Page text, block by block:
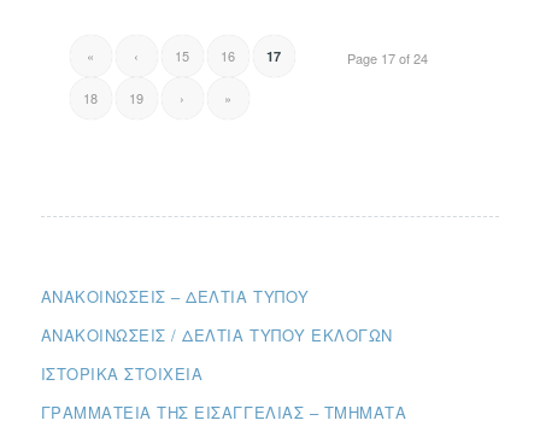
Page 17 of 24
« ‹ 15 16 17
18 19 › »
ΑΝΑΚΟΙΝΏΣΕΙΣ – ΔΕΛΤΊΑ ΤΎΠΟΥ
ΑΝΑΚΟΙΝΏΣΕΙΣ / ΔΕΛΤΊΑ ΤΎΠΟΥ ΕΚΛΟΓΏΝ
ΙΣΤΟΡΙΚΆ ΣΤΟΙΧΕΊΑ
ΓΡΑΜΜΑΤΕΊΑ ΤΗΣ ΕΙΣΑΓΓΕΛΊΑΣ – ΤΜΉΜΑΤΑ